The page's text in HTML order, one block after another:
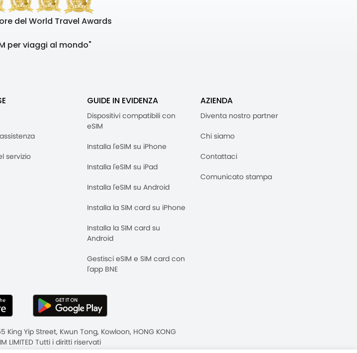
del World Travel Awards
per viaggi al mondo"
servizio
GUIDE IN EVIDENZA
Dispositivi compatibili con
eSIM
Installa l'eSIM su iPhone
Installa l'eSIM su iPad
Installa l'eSIM su Android
Installa la SIM card su iPhone
Installa la SIM card su
Android
Gestisci eSIM e SIM card con
l'app BNE
AZIENDA
Diventa nostro partner
Chi siamo
Contattaci
Comunicato stampa
King Yip Street, Kwun Tong, Kowloon, HONG KONG
LIMITED Tutti i diritti riservati